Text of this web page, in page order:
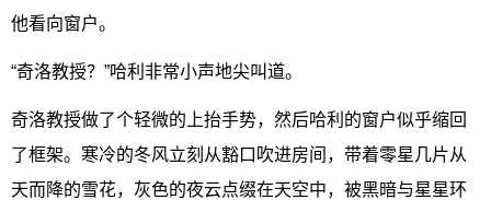
他看向窗户。
“奇洛教授？”哈利非常小声地尖叫道。
奇洛教授做了个轻微的上抬手势，然后哈利的窗户似乎缩回
了框架。寒冷的冬风立刻从豁口吹进房间，带着零星几片从
天而降的雪花，灰色的夜云点缀在天空中，被黑暗与星星环